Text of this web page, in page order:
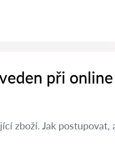
při online
zboží. Jak postupovat,